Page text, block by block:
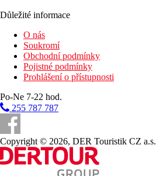
Důležité informace
O nás
Soukromí
Obchodní podmínky
Pojistné podmínky
Prohlášení o přístupnosti
Po-Ne 7-22 hod.
255 787 787
Copyright © 2026, DER Touristik CZ a.s.